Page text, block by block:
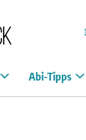
Abi-Tipps